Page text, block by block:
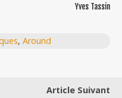
Yves Tassin
, Around
Article Suivant